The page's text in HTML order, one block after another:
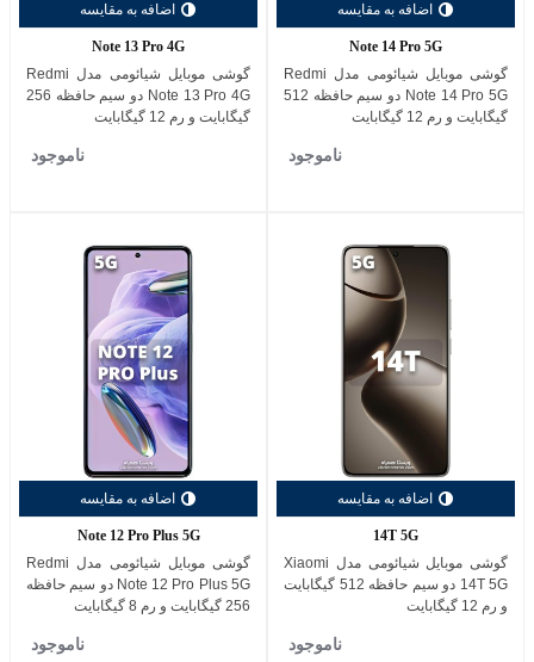
اضافه به مقایسه
Note 14 Pro 5G
گوشی موبایل شیائومی مدل Redmi
Note 14 Pro 5G دو سیم حافظه 512
گیگابایت و رم 12 گیگابایت
ناموجود
اضافه به مقایسه
Note 13 Pro 4G
گوشی موبایل شیائومی مدل Redmi
Note 13 Pro 4G دو سیم حافظه 256
گیگابایت و رم 12 گیگابایت
ناموجود
اضافه به مقایسه
14T 5G
گوشی موبایل شیائومی مدل Xiaomi
14T 5G دو سیم حافظه 512 گیگابایت
و رم 12 گیگابایت
ناموجود
اضافه به مقایسه
Note 12 Pro Plus 5G
گوشی موبایل شیائومی مدل Redmi
Note 12 Pro Plus 5G دو سیم حافظه
256 گیگابایت و رم 8 گیگابایت
ناموجود